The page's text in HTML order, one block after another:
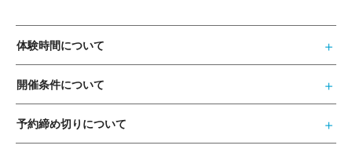
体験時間について
開催条件について
予約締め切りについて